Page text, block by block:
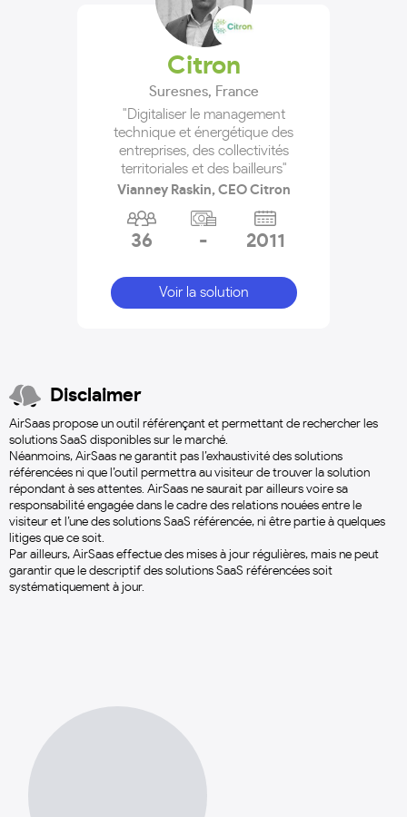
Citron
Suresnes, France
"Digitaliser le management
technique et énergétique des
entreprises, des collectivités
territoriales et des bailleurs"
Vianney Raskin, CEO Citron
36 - 2011
Voir la solution
Disclaimer
AirSaas propose un outil référençant et permettant de rechercher les
solutions SaaS disponibles sur le marché.
Néanmoins, AirSaas ne garantit pas l’exhaustivité des solutions
référencées ni que l’outil permettra au visiteur de trouver la solution
répondant à ses attentes. AirSaas ne saurait par ailleurs voire sa
responsabilité engagée dans le cadre des relations nouées entre le
visiteur et l’une des solutions SaaS référencée, ni être partie à quelques
litiges que ce soit.
Par ailleurs, AirSaas effectue des mises à jour régulières, mais ne peut
garantir que le descriptif des solutions SaaS référencées soit
systématiquement à jour.